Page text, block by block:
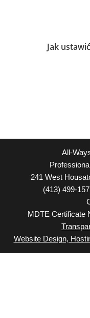
Jak
All-
241 West
(413) 499-
MDTE Certificate
Website Design,